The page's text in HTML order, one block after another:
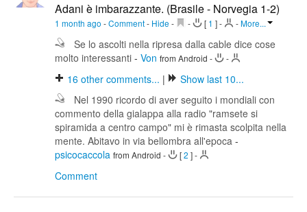
Adani è imbarazzante. (Brasile - Norvegia 1-2)
1 month ago -Comment- Hide - - [ 1 ]- -More...
Se lo ascolti nella ripresa dalla cable dice cose
molto interessanti - Von from Android - -
16 other comments... |
Show last 10...
Nel 1990 ricordo di aver seguito i mondiali con
commento della gialappa alla radio "ramsete si
spiramida a centro campo" mi è rimasta scolpita nella
mente. Abitavo in via bellombra all'epoca -
psicocaccola from Android - [2 ]-
Comment